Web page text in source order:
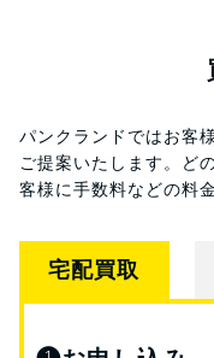
パンクランドではお客
ご提案いたします。
ど
客様に手数料などの料
宅配買取